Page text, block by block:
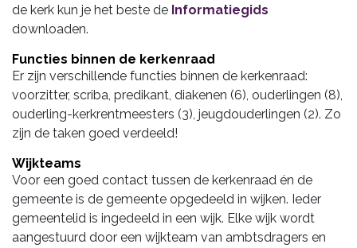
de kerk kun je het beste de Informatiegids
downloaden.
Functies binnen de kerkenraad
Er zijn verschillende functies binnen de kerkenraad:
voorzitter, scriba, predikant, diakenen (6), ouderlingen (8),
ouderling-kerkrentmeesters (3), jeugdouderlingen (2). Zo
zijn de taken goed verdeeld!
Wijkteams
Voor een goed contact tussen de kerkenraad én de
gemeente is de gemeente opgedeeld in wijken. Ieder
gemeentelid is ingedeeld in een wijk. Elke wijk wordt
aangestuurd door een wijkteam van ambtsdragers en